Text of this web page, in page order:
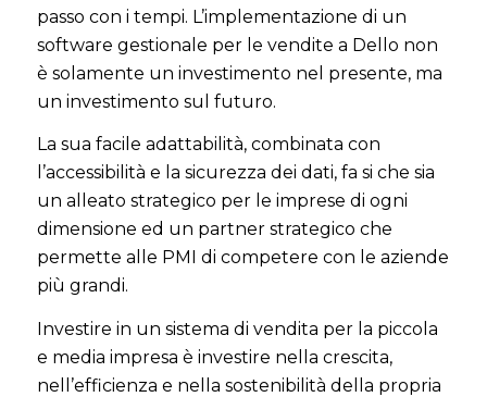
passo con i tempi. L’implementazione di un
software gestionale per le vendite a Dello non
è solamente un investimento nel presente, ma
un investimento sul futuro.
La sua facile adattabilità, combinata con
l’accessibilità e la sicurezza dei dati, fa si che sia
un alleato strategico per le imprese di ogni
dimensione ed un partner strategico che
permette alle PMI di competere con le aziende
più grandi.
Investire in un sistema di vendita per la piccola
e media impresa è investire nella crescita,
nell’efficienza e nella sostenibilità della propria